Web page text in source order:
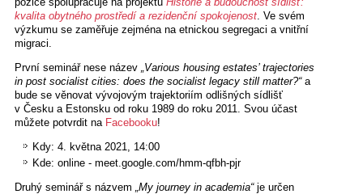
kvalita obytného prostředí a rezidenční spokojenost. Ve svém
výzkumu se zaměřuje zejména na etnickou segregaci a vnitřní
migraci.
První seminář nese název „Various housing estates’ trajectories
in post socialist cities: does the socialist legacy still matter?“a
bude se věnovat vývojovým trajektoriím odlišných sídlišť
v Česku a Estonsku od roku 1989 do roku 2011. Svou účast
můžete potvrdit na Facebooku!
Kdy: 4. května 2021, 14:00
Kde: online - meet.google.com/hmm-qfbh-pjr
Druhý seminář s názvem „My journey in academia“je určen